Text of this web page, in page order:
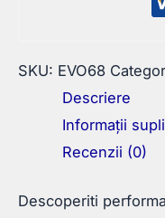
SKU: EVO68
Descriere
Informații
Recenzii (0)
Descoperiti